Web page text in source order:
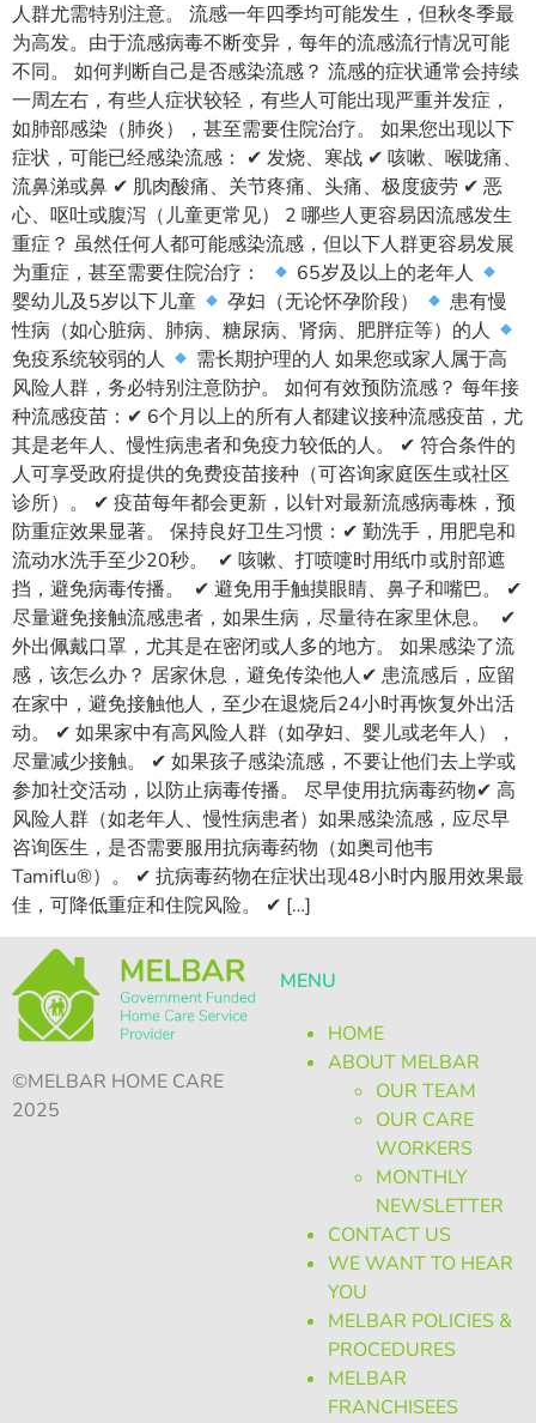
人群尤需特别注意。 流感一年四季均可能发生，但秋冬季最
为高发。由于流感病毒不断变异，每年的流感流行情况可能
不同。 如何判断自己是否感染流感？ 流感的症状通常会持续
一周左右，有些人症状较轻，有些人可能出现严重并发症，
如肺部感染（肺炎），甚至需要住院治疗。 如果您出现以下
症状，可能已经感染流感： ✔ 发烧、寒战 ✔ 咳嗽、喉咙痛、
流鼻涕或鼻 ✔ 肌肉酸痛、关节疼痛、头痛、极度疲劳 ✔ 恶
心、呕吐或腹泻（儿童更常见） 2 哪些人更容易因流感发生
重症？ 虽然任何人都可能感染流感，但以下人群更容易发展
为重症，甚至需要住院治疗：
65岁及以上的老年人
婴幼儿及5岁以下儿童
孕妇（无论怀孕阶段）
患有慢
性病（如心脏病、肺病、糖尿病、肾病、肥胖症等）的人
免疫系统较弱的人
需长期护理的人 如果您或家人属于高
风险人群，务必特别注意防护。 如何有效预防流感？ 每年接
种流感疫苗：✔ 6个月以上的所有人都建议接种流感疫苗，尤
其是老年人、慢性病患者和免疫力较低的人。 ✔ 符合条件的
人可享受政府提供的免费疫苗接种（可咨询家庭医生或社区
诊所）。 ✔ 疫苗每年都会更新，以针对最新流感病毒株，预
防重症效果显著。 保持良好卫生习惯：✔ 勤洗手，用肥皂和
流动水洗手至少20秒。 ✔ 咳嗽、打喷嚏时用纸巾或肘部遮
挡，避免病毒传播。 ✔ 避免用手触摸眼睛、鼻子和嘴巴。 ✔
尽量避免接触流感患者，如果生病，尽量待在家里休息。 ✔
外出佩戴口罩，尤其是在密闭或人多的地方。 如果感染了流
感，该怎么办？ 居家休息，避免传染他人✔ 患流感后，应留
在家中，避免接触他人，至少在退烧后24小时再恢复外出活
动。 ✔ 如果家中有高风险人群（如孕妇、婴儿或老年人），
尽量减少接触。 ✔ 如果孩子感染流感，不要让他们去上学或
参加社交活动，以防止病毒传播。 尽早使用抗病毒药物✔ 高
风险人群（如老年人、慢性病患者）如果感染流感，应尽早
咨询医生，是否需要服用抗病毒药物（如奥司他韦
Tamiflu®）。 ✔ 抗病毒药物在症状出现48小时内服用效果最
佳，可降低重症和住院风险。 ✔ […]
©MELBAR HOME CARE
2025
MENU
HOME
ABOUT MELBAR
OUR TEAM
OUR CARE
WORKERS
MONTHLY
NEWSLETTER
CONTACT US
WE WANT TO HEAR
YOU
MELBAR POLICIES &
PROCEDURES
MELBAR
FRANCHISEES